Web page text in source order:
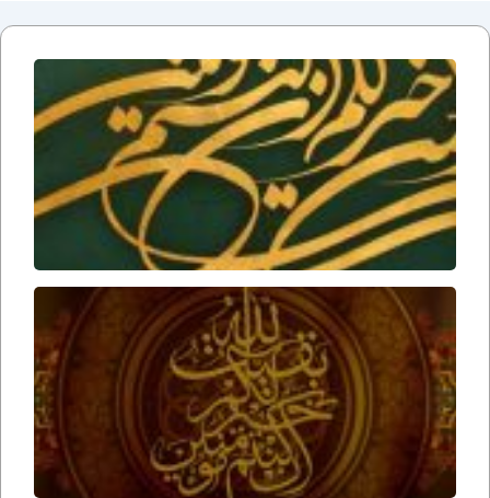
دلایل
بر زنده
بودن
ارواحنا
فداه
عوامل
زمان
ارواحنا
فداه